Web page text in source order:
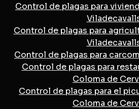
Control de plagas para
Control de plagas para
Control de plagas para
Control de plagas para
Coloma de
Control de plagas para el
Coloma de